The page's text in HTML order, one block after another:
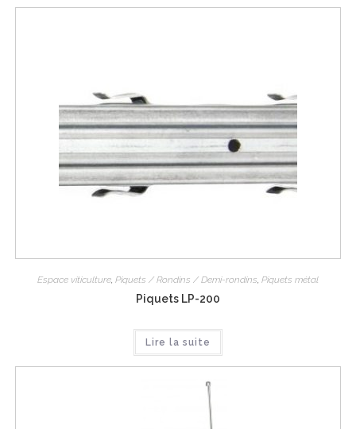
Espace viticulture, Piquets / Rondins / Demi-rondins, Piquets métal
Piquets LP-200
Lire la suite